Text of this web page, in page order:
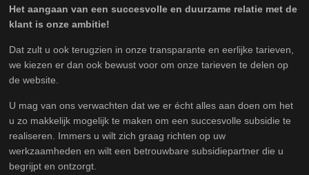
Het aangaan van een succesvolle en duurzame relatie met de
klant is onze ambitie!
Dat zult u ook terugzien in onze transparante en eerlijke tarieven,
we kiezen er dan ook bewust voor om onze tarieven te delen op
de website.
U mag van ons verwachten dat we er écht alles aan doen om het
u zo makkelijk mogelijk te maken om een succesvolle subsidie te
realiseren. Immers u wilt zich graag richten op uw
werkzaamheden en wilt een betrouwbare subsidiepartner die u
begrijpt en ontzorgt.